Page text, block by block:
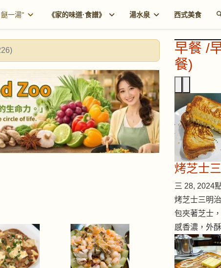
一湯" 《家的味道·食譜》 湯水泉 西式美食
早餐 /
餐)
烤芝士
三 28, 2024
烤芝士三明
包夾著芝士
感香濃，外